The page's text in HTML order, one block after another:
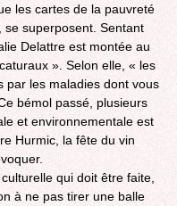
les cartes de la pauvreté
superposent. Sentant
Delattre est montée au
». Selon elle, « les
par les maladies dont vous
bémol passé, plusieurs
et environnementale est
Hurmic, la fête du vin
qui doit être faite,
à ne pas tirer une balle